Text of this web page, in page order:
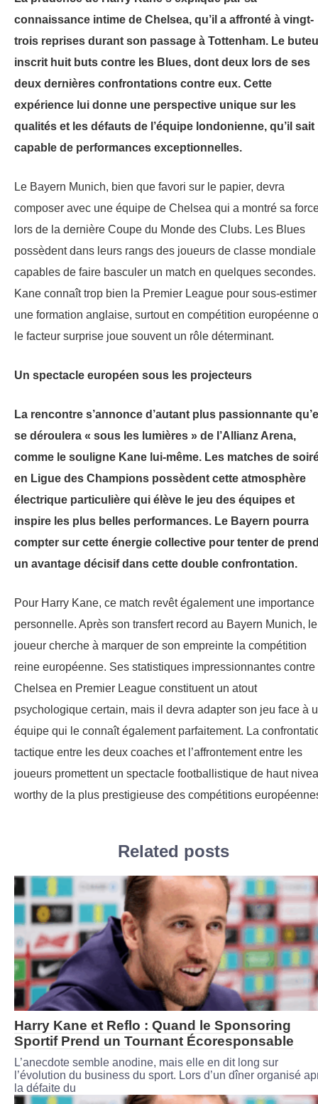
connaissance intime de Chelsea, qu’il a affronté à vingt-
trois reprises durant son passage à Tottenham. Le
inscrit huit buts contre les Blues, dont deux lors de ses
deux dernières confrontations contre eux. Cette
expérience lui donne une perspective unique sur les
qualités et les défauts de l’équipe londonienne, qu’il sait
capable de performances exceptionnelles.
Le Bayern Munich, bien que favori sur le papier, devra
composer avec une équipe de Chelsea qui a montré sa
lors de la dernière Coupe du Monde des Clubs. Les Blues
possèdent dans leurs rangs des joueurs de classe mondiale
capables de faire basculer un match en quelques secondes.
Kane connaît trop bien la Premier League pour sous-estimer
une formation anglaise, surtout en compétition européenne
le facteur surprise joue souvent un rôle déterminant.
Un spectacle européen sous les projecteurs
La rencontre s’annonce d’autant plus passionnante
se déroulera « sous les lumières » de l’Allianz Arena,
comme le souligne Kane lui-même. Les matches de
en Ligue des Champions possèdent cette atmosphère
électrique particulière qui élève le jeu des équipes et
inspire les plus belles performances. Le Bayern pourra
compter sur cette énergie collective pour tenter de
un avantage décisif dans cette double confrontation.
Pour Harry Kane, ce match revêt également une importance
personnelle. Après son transfert record au Bayern Munich, le
joueur cherche à marquer de son empreinte la compétition
reine européenne. Ses statistiques impressionnantes contre
Chelsea en Premier League constituent un atout
psychologique certain, mais il devra adapter son jeu face à
équipe qui le connaît également parfaitement. La
tactique entre les deux coaches et l’affrontement entre les
joueurs promettent un spectacle footballistique de haut
worthy de la plus prestigieuse des compétitions
Related posts
Harry Kane et Reflo : Quand le Sponsoring
Sportif Prend un Tournant Écoresponsable
L’anecdote semble anodine, mais elle en dit long sur
l’évolution du business du sport. Lors d’un dîner organisé
la défaite du